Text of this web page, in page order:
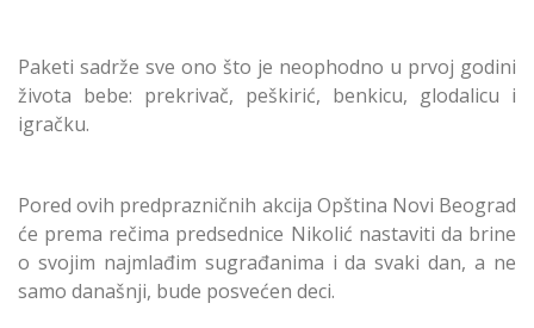
Paketi sadrže sve ono što je neophodno u prvoj godini
života bebe: prekrivač, peškirić, benkicu, glodalicu i
igračku.
Pored ovih predprazničnih akcija Opština Novi Beograd
će prema rečima predsednice Nikolić nastaviti da brine
o svojim najmlađim sugrađanima i da svaki dan, a ne
samo današnji, bude posvećen deci.